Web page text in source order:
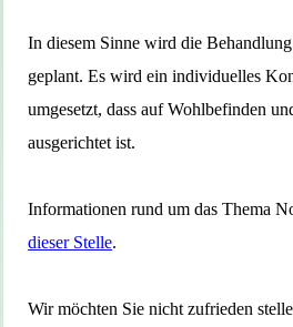
In diesem Sinne wird die
geplant. Es wird ein individuelles
umgesetzt, dass auf Wohlbefinden
ausgerichtet ist.
Informationen rund um das Thema
dieser Stelle.
Wir möchten Sie nicht zufrieden